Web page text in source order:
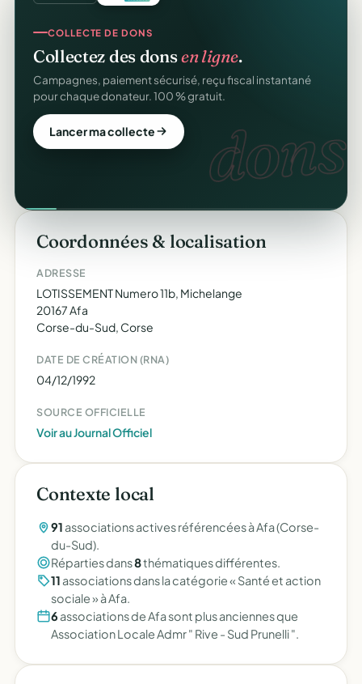
dons.
COLLECTE DE DONS
Collectez des donsen ligne.
Campagnes, paiement sécurisé, reçu fiscal instantané
pour chaque donateur. 100 % gratuit.
Lancer ma collecte
Coordonnées & localisation
ADRESSE
LOTISSEMENT Numero 11b, Michelange
20167 Afa
Corse-du-Sud, Corse
DATE DE CRÉATION (RNA)
04/12/1992
SOURCE OFFICIELLE
Voir au Journal Officiel
Contexte local
91 associations actives référencées à Afa (Corse-
du-Sud).
Réparties dans8thématiques différentes.
11 associations dans la catégorie « Santé et action
sociale » à Afa.
6 associations de Afa sont plus anciennes que
Association Locale Admr " Rive - Sud Prunelli ".